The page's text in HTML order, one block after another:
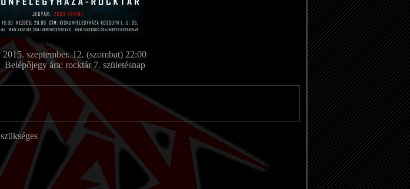
2015. szeptember. 12. (szombat) 22:00
Belépőjegy ára: rocktár 7. születésnap
szükséges